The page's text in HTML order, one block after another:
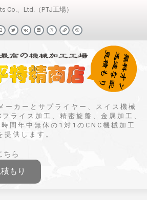
Co.、Ltd.（PTJ工場）
ーカーとサプライヤー、スイス機械
ライス加工、精密旋盤、金属加工、
間年中無休の1対1のCNC機械加工
供します。
ちら
もり